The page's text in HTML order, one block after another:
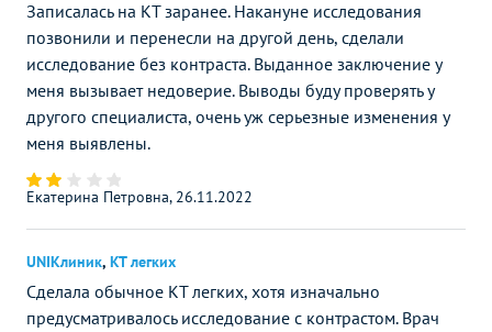
Записалась на КТ заранее. Накануне исследования
позвонили и перенесли на другой день, сделали
исследование без контраста. Выданное заключение у
меня вызывает недоверие. Выводы буду проверять у
другого специалиста, очень уж серьезные изменения у
меня выявлены.
Екатерина Петровна, 26.11.2022
UNIКлиник, КТ легких
Сделала обычное КТ легких, хотя изначально
предусматривалось исследование с контрастом. Врач